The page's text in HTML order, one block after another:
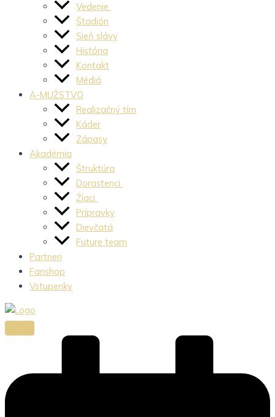
Vedenie
Štadión
Sieň slávy
História
Kontakt
Médiá
A-MUŽSTVO
Realizačný tím
Káder
Zápasy
Akadémia
Štruktúra
Dorastenci
Žiaci
Prípravky
Dievčatá
Future team
Partneri
Fanshop
Vstupenky